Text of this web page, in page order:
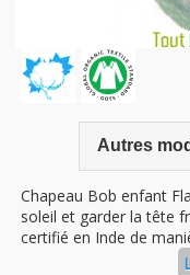
Autres
Chapeau Bob enfant
soleil et garder la tête
certifié en Inde de